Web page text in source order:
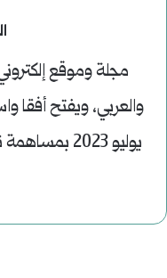
مجلة وموقع
والعربي، ويفتح أفقا
يوليو 2023